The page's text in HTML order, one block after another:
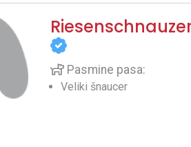
Pasmine pasa:
Veliki šnaucer